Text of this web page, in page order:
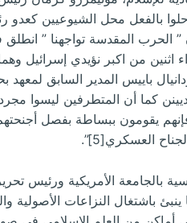
حلوا بالفعل محل الشيوعيين
دايجست” في يناير 1995 بعنوان ” الحرب
اثنين من اكبر نؤيدي إسرائيل
باييس المدير السابق
كما أن المتطرفين ليسوا
يقومون ببساطة بفصل
العسكري[5]”.
باشتغال النزاعات الأصولية